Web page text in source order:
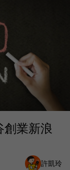
業新浪
許凱玲